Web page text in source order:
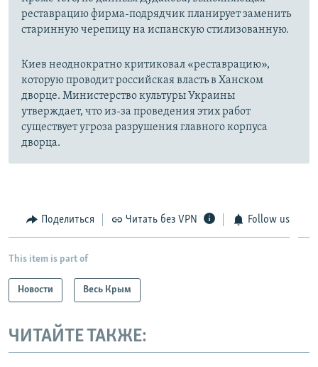
реставрацию фирма-подрядчик планирует заменить
старинную черепицу на испанскую стилизованную.
Киев неоднократно критиковал «реставрацию»,
которую проводит российская власть в Ханском
дворце. Министерство культуры Украины
утверждает, что из-за проведения этих работ
существует угроза разрушения главного корпуса
дворца.
Поделиться Читать без VPN Follow us
This item is part of
Новости Весь Крым
ЧИТАЙТЕ ТАКЖЕ: